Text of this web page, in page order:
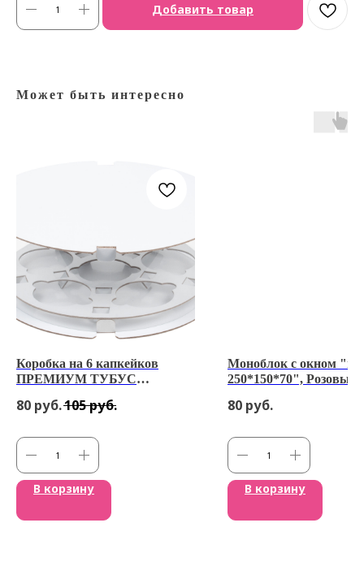
Добавить товар
Может быть интересно
Коробка на 6 капкейков
ПРЕМИУМ ТУБУС
(белая)
80 руб.105руб.
В корзину
Моноблок с окном
250*150*70", Розовые
80 руб.
В корзину